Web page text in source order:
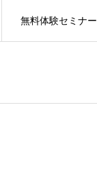
無料体験セミナー